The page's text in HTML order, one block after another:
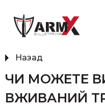
Назад
ЧИ МОЖЕТЕ
ВЖИВАНИЙ